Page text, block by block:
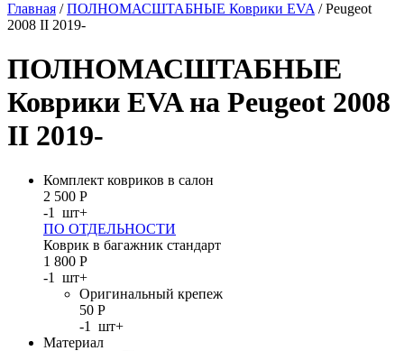
Главная /ПОЛНОМАСШТАБНЫЕ Коврики EVA / Peugeot
2008 II 2019-
ПОЛНОМАСШТАБНЫЕ
Коврики EVA на Peugeot 2008
II 2019-
Комплект ковриков в салон
2 500 Р
-1 шт+
ПО ОТДЕЛЬНОСТИ
Коврик в багажник стандарт
1 800 Р
-1 шт+
Оригинальный крепеж
50 Р
-1 шт+
Материал